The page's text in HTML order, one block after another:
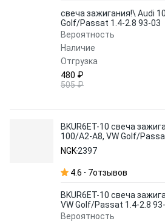
свеча зажигания!\ Audi
Golf/Passat 1.4-2.8 93-03
Вероятность
Наличие
Отгрузка
480 ₽
505 ₽
BKUR6ET-10 свеча
100/A2-A8, VW Golf/
NGK2397
4.6 7отзывов
BKUR6ET-10 свеча
VW Golf/Passat 1.4-2.8
Вероятность